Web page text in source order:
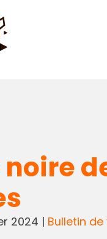
noire
2024 | Bulletin de